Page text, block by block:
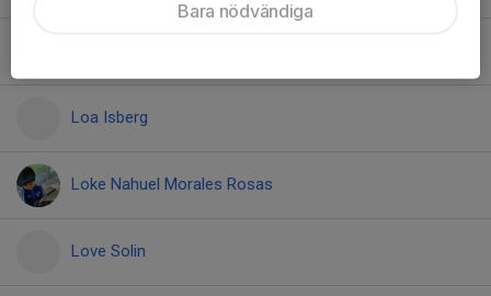
Loa Isberg
Loke Nahuel Morales Rosas
Love Solin
Bara nödvändiga